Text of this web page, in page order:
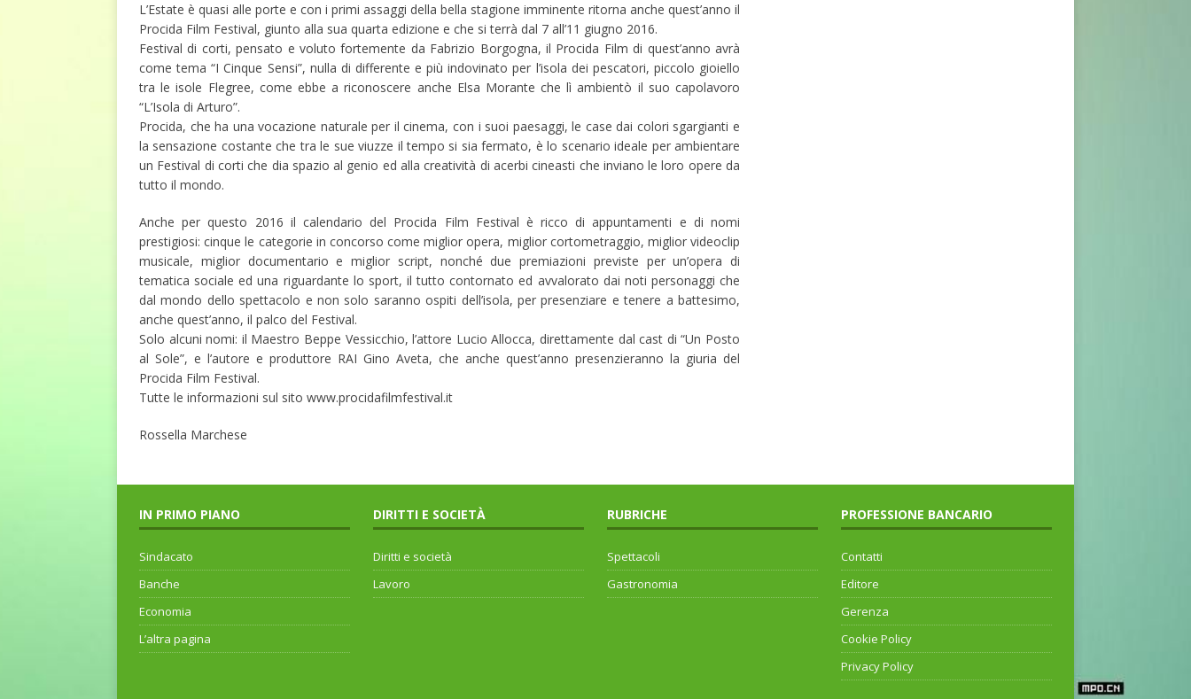
L’Estate è quasi alle porte e con i primi assaggi della bella stagione imminente ritorna anche quest’anno il
Procida Film Festival, giunto alla sua quarta edizione e che si terrà dal 7 all’11 giugno 2016.
Festival di corti, pensato e voluto fortemente da Fabrizio Borgogna, il Procida Film di quest’anno avrà
come tema “I Cinque Sensi”, nulla di differente e più indovinato per l’isola dei pescatori, piccolo gioiello
tra le isole Flegree, come ebbe a riconoscere anche Elsa Morante che lì ambientò il suo capolavoro
“L’Isola di Arturo”.
Procida, che ha una vocazione naturale per il cinema, con i suoi paesaggi, le case dai colori sgargianti e
la sensazione costante che tra le sue viuzze il tempo si sia fermato, è lo scenario ideale per ambientare
un Festival di corti che dia spazio al genio ed alla creatività di acerbi cineasti che inviano le loro opere da
tutto il mondo.
Anche per questo 2016 il calendario del Procida Film Festival è ricco di appuntamenti e di nomi
prestigiosi: cinque le categorie in concorso come miglior opera, miglior cortometraggio, miglior videoclip
musicale, miglior documentario e miglior script, nonché due premiazioni previste per un’opera di
tematica sociale ed una riguardante lo sport, il tutto contornato ed avvalorato dai noti personaggi che
dal mondo dello spettacolo e non solo saranno ospiti dell’isola, per presenziare e tenere a battesimo,
anche quest’anno, il palco del Festival.
Solo alcuni nomi: il Maestro Beppe Vessicchio, l’attore Lucio Allocca, direttamente dal cast di “Un Posto
al Sole”, e l’autore e produttore RAI Gino Aveta, che anche quest’anno presenzieranno la giuria del
Procida Film Festival.
Tutte le informazioni sul sito www.procidafilmfestival.it
Rossella Marchese
IN PRIMO PIANO
Sindacato
Banche
Economia
L’altra pagina
DIRITTI E SOCIETÀ
Diritti e società
Lavoro
RUBRICHE
Spettacoli
Gastronomia
PROFESSIONE BANCARIO
Contatti
Editore
Gerenza
Cookie Policy
Privacy Policy